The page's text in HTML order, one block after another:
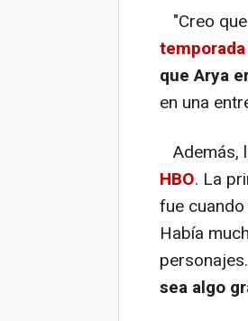
"Creo
que Arya
en una
Además,
HBO. La
fue
Había
sea algo